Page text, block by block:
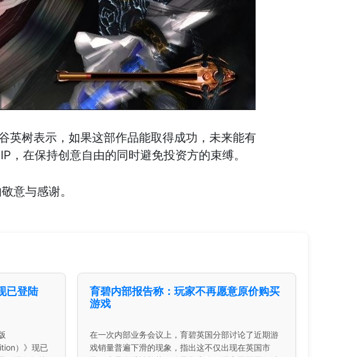
英树表示，如果这部作品能取得成功，未来能有
在保持创意自由的同时避免投资方的束缚。
意与感谢。
已登陆
）》现已
育碧内部报告称：玩家不再愿意原价购买
游戏
在一次内部业务会议上，育碧英国分部讨论了近期游
戏销量普遍下滑的现象，指出这不仅出现在英国市